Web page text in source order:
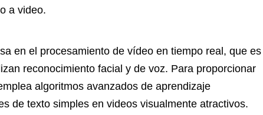
a video.
en el procesamiento de vídeo en tiempo real, que es
reconocimiento facial y de voz. Para proporcionar
algoritmos avanzados de aprendizaje
de texto simples en videos visualmente atractivos.